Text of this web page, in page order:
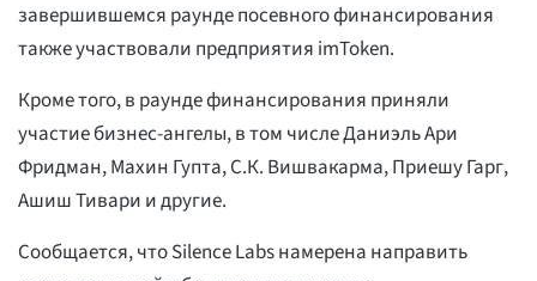
завершившемся раунде посевного финансирования
также участвовали предприятия imToken.
Кроме того, в раунде финансирования приняли
участие бизнес-ангелы, в том числе Даниэль Ари
Фридман, Махин Гупта, С.К. Вишвакарма, Приешу Гарг,
Ашиш Тивари и другие.
Сообщается, что Silence Labs намерена направить